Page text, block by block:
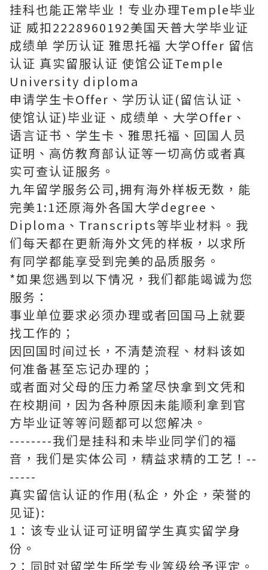
挂科也能正常毕业！专业办理Temple毕业
证 威扣2228960192美国天普大学毕业证
成绩单 学历认证 雅思托福 大学Offer 留信
认证 真实留服认证 使馆公证Temple
University diploma
申请学生卡Offer、学历认证(留信认证、
使馆认证)毕业证、成绩单、大学Offer、
语言证书、学生卡、雅思托福、回国人员
证明、高仿教育部认证等一切高仿或者真
实可查认证服务。
九年留学服务公司,拥有海外样板无数，能
完美1:1还原海外各国大学degree、
Diploma、Transcripts等毕业材料。我
们每天都在更新海外文凭的样板，以求所
有同学都能享受到完美的品质服务。
*如果您遇到以下情况，我们都能竭诚为您
服务：
事业单位要求必须办理或者回国马上就要
找工作的；
因回国时间过长，不清楚流程、材料该如
何准备甚至忘记办理的；
或者面对父母的压力希望尽快拿到文凭和
在校期间，因为各种原因未能顺利拿到官
方毕业证等等问题都可以您解决。
--------我们是挂科和未毕业同学们的福
音，我们是实体公司，精益求精的工艺！--
-----
真实留信认证的作用(私企，外企，荣誉的
见证):
1：该专业认证可证明留学生真实留学身
份。
2：同时对留学生所学专业等级给予评定。